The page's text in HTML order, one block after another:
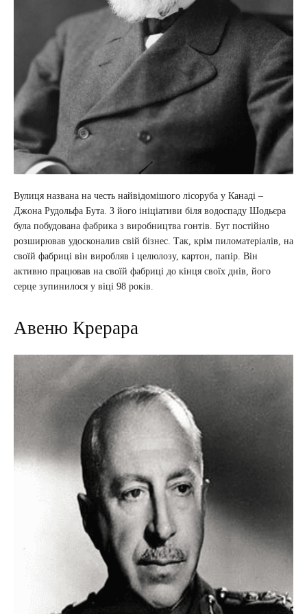
Вулиця названа на честь найвідомішого лісоруба у Канаді –
Джона Рудольфа Бута. З його ініціативи біля водоспаду Шодьєра
була побудована фабрика з виробництва гонтів. Бут постійно
розширював удосконалив свій бізнес. Так, крім пиломатеріалів, на
своїй фабриці він виробляв і целюлозу, картон, папір. Він
активно працював на своїй фабриці до кінця своїх днів, його
серце зупинилося у віці 98 років.
Авеню Крерара